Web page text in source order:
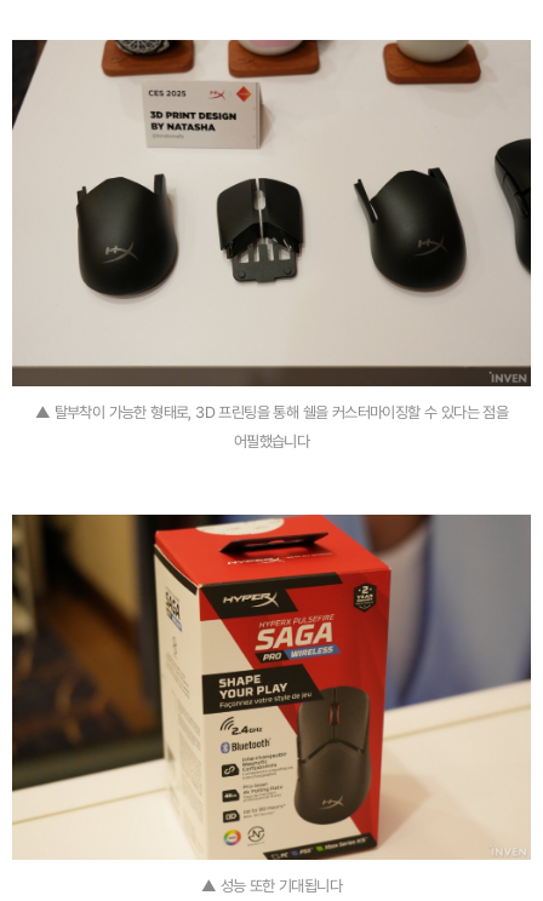
▲ 탈부착이 가능한 형태로, 3D 프린팅을 통해 쉘을 커스터마이징할 수 있다는 점을
어필했습니다
▲ 성능 또한 기대됩니다